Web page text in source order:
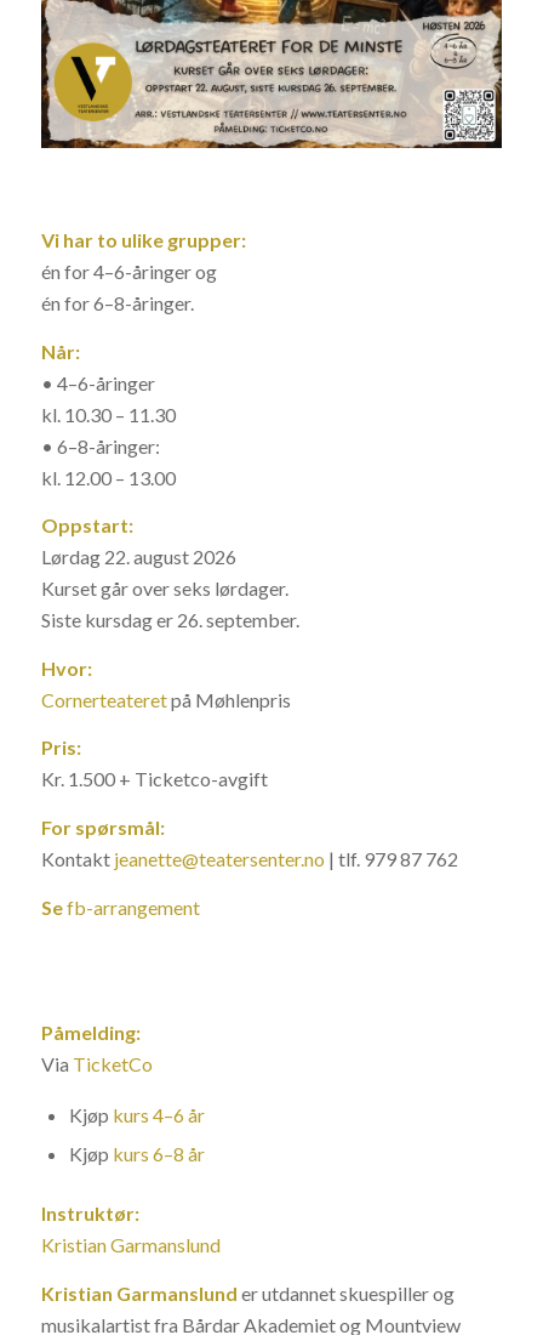
Vi har to ulike grupper:
én for 4–6-åringer og
én for 6–8-åringer.
Når:
• 4–6-åringer
kl. 10.30 – 11.30
• 6–8-åringer:
kl. 12.00 – 13.00
Oppstart:
Lørdag 22. august 2026
Kurset går over seks lørdager.
Siste kursdag er 26. september.
Hvor:
Cornerteateretpå Møhlenpris
Pris:
Kr. 1.500 + Ticketco-avgift
For spørsmål:
Kontakt jeanette@teatersenter.no | tlf. 979 87 762
Sefb-arrangement
Påmelding:
Via TicketCo
Kjøp kurs 4–6 år
Kjøp kurs 6–8 år
Instruktør:
Kristian Garmanslund
Kristian Garmanslund er utdannet skuespiller og
musikalartist fra Bårdar Akademiet og Mountview